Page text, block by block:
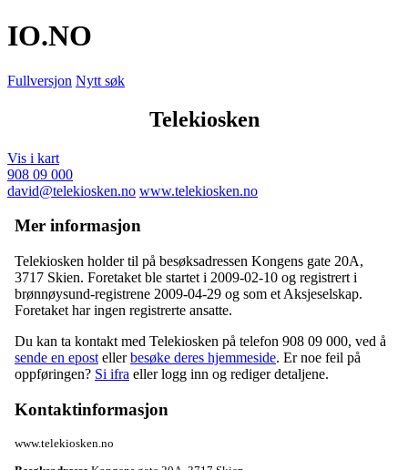
IO.NO
Fullversjon Nytt søk
Telekiosken
Vis i kart
908 09 000
david@telekiosken.no www.telekiosken.no
Mer informasjon
Telekiosken holder til på besøksadressen Kongens gate 20A,
3717 Skien. Foretaket ble startet i 2009-02-10 og registrert i
brønnøysund-registrene 2009-04-29 og som et Aksjeselskap.
Foretaket har ingen registrerte ansatte.
Du kan ta kontakt med Telekiosken på telefon 908 09 000, ved å
sende en epost ellerbesøke deres hjemmeside. Er noe feil på
oppføringen? Si ifra eller logg inn og rediger detaljene.
Kontaktinformasjon
www.telekiosken.no